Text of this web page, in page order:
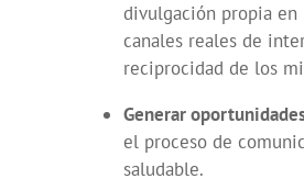
divulgación propia en
canales reales de
reciprocidad de los
Generar
el proceso de
saludable.